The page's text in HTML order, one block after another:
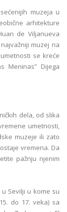
muzeja u
arhitekture
de Viljanueva
muzej na
se kreće
Meninas” Dijega
dela, od slika
umetnosti,
muzeje ili zato
vremena. Da
pažnju njenim
Sevilji u kome su
do 17. veka) sa